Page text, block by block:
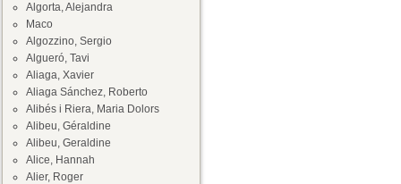
Algorta, Alejandra
Maco
Algozzino, Sergio
Algueró, Tavi
Aliaga, Xavier
Aliaga Sánchez, Roberto
Alibés i Riera, Maria Dolors
Alibeu, Géraldine
Alibeu, Geraldine
Alice, Hannah
Alier, Roger